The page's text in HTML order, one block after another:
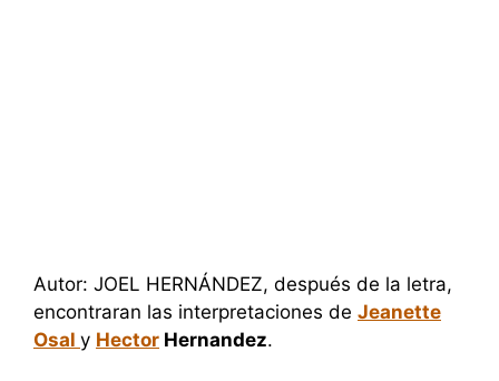
Autor: JOEL HERNÁNDEZ, después de la letra,
encontraran las interpretaciones de Jeanette
Osal y Hector Hernandez.